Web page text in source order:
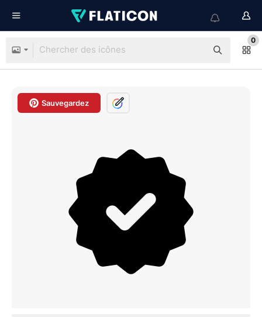
0
Sauvegardez